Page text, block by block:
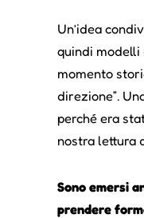
Un’idea
quindi modelli
momento
direzione”.
perché era
nostra lettura
Sono emersi
prendere